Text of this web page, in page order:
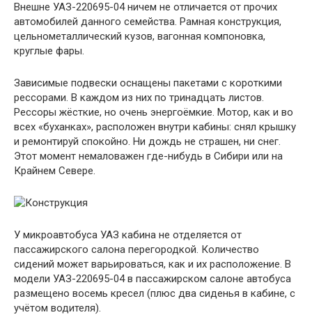
Внешне УАЗ-220695-04 ничем не отличается от прочих
автомобилей данного семейства. Рамная конструкция,
цельнометаллический кузов, вагонная компоновка,
круглые фары.
Зависимые подвески оснащены пакетами с короткими
рессорами. В каждом из них по тринадцать листов.
Рессоры жёсткие, но очень энергоёмкие. Мотор, как и во
всех «буханках», расположен внутри кабины: снял крышку
и ремонтируй спокойно. Ни дождь не страшен, ни снег.
Этот момент немаловажен где-нибудь в Сибири или на
Крайнем Севере.
У микроавтобуса УАЗ кабина не отделяется от
пассажирского салона перегородкой. Количество
сидений может варьироваться, как и их расположение. В
модели УАЗ-220695-04 в пассажирском салоне автобуса
размещено восемь кресел (плюс два сиденья в кабине, с
учётом водителя).